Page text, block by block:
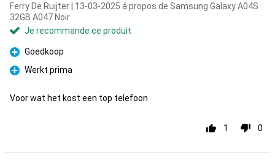
Ferry De Ruijter | 13-03-2025 á propos de Samsung Galaxy A04S
32GB A047 Noir
Je recommande ce produit
Pour
Goedkoop
Pour
Werkt prima
Voor wat het kost een top telefoon
1 0